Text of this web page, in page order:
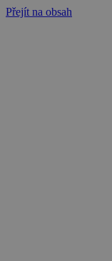
Přejít na obsah